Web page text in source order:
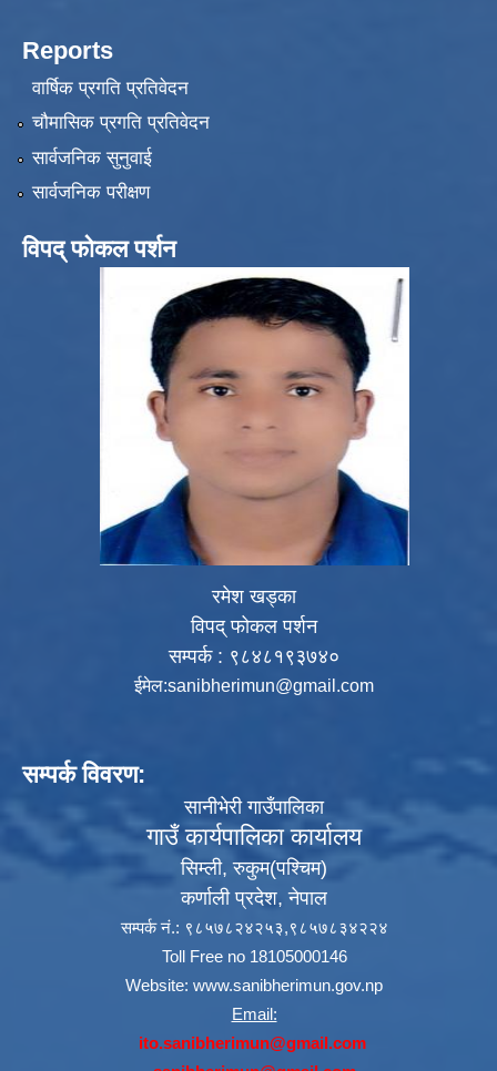
Reports
वार्षिक प्रगति प्रतिवेदन
चौमासिक प्रगति प्रतिवेदन
सार्वजनिक सुनुवाई
सार्वजनिक परीक्षण
विपद् फोकल पर्शन
रमेश खड्का
विपद् फोकल पर्शन
सम्पर्क : ९८४८१९३७४०
ईमेल:sanibherimun@gmail.com
सम्पर्क विवरण:
सानीभेरी गाउँपालिका
गाउँ कार्यपालिका कार्यालय
सिम्ली, रुकुम(पश्‍चिम)
कर्णाली प्रदेश, नेपाल
सम्पर्क नं.: ९८५७८२४२५३,९८५७८३४२२४
Toll Free no 18105000146
Website: www.sanibherimun.gov.np
Email:
ito.sanibherimun@gmail.com